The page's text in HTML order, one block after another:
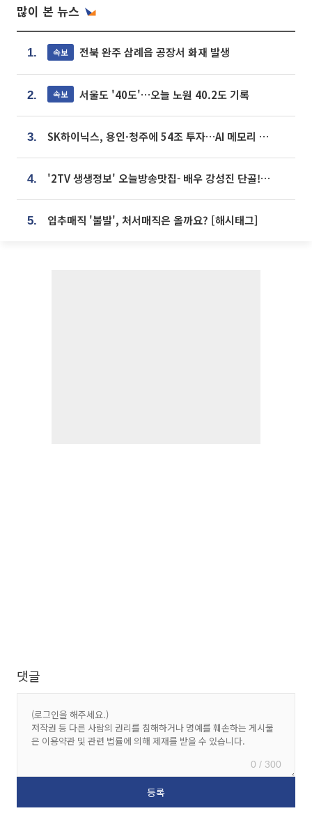
많이 본 뉴스
1. 속보 전북 완주 삼례읍 공장서 화재 발생
2. 속보 서울도 '40도'…오늘 노원 40.2도 기록
3. SK하이닉스, 용인·청주에 54조 투자…AI 메모리 생산기지 키운다
4. '2TV 생생정보' 오늘방송맛집- 배우 강성진 단골! 쌀국수ㆍ푸팟퐁 커리 맛집 '블○○○'
5. 입추매직 '불발', 처서매직은 올까요? [해시태그]
댓글
0 / 300